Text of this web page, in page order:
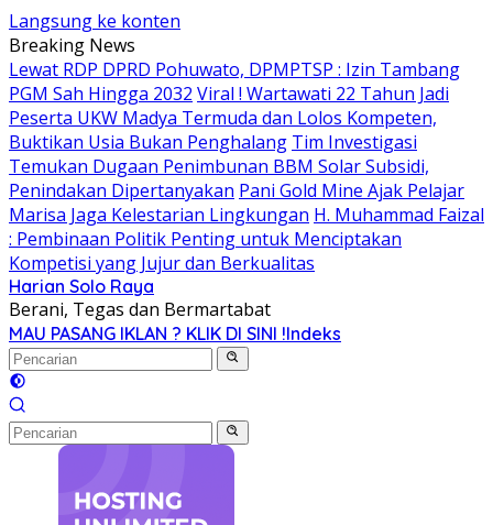
Langsung ke konten
Breaking News
Lewat RDP DPRD Pohuwato, DPMPTSP : Izin Tambang
PGM Sah Hingga 2032 Viral ! Wartawati 22 Tahun Jadi
Peserta UKW Madya Termuda dan Lolos Kompeten,
Buktikan Usia Bukan Penghalang Tim Investigasi
Temukan Dugaan Penimbunan BBM Solar Subsidi,
Penindakan Dipertanyakan Pani Gold Mine Ajak Pelajar
Marisa Jaga Kelestarian Lingkungan H. Muhammad Faizal
: Pembinaan Politik Penting untuk Menciptakan
Kompetisi yang Jujur dan Berkualitas
Harian Solo Raya
Berani, Tegas dan Bermartabat
MAU PASANG IKLAN ? KLIK DI SINI !Indeks